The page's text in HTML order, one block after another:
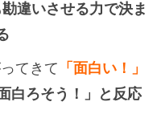
違いさせる力で決ま
てきて
「面白い！」
面白ろそう！」と反応